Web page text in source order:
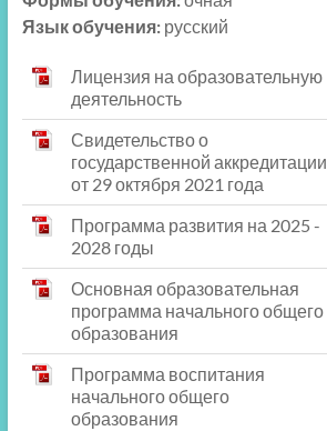
Язык обучения:русский
Лицензия на образовательную
деятельность
Свидетельство о
государственной аккредитации
от 29 октября 2021 года
Программа развития на 2025 -
2028 годы
Основная образовательная
программа начального общего
образования
Программа воспитания
начального общего
образования